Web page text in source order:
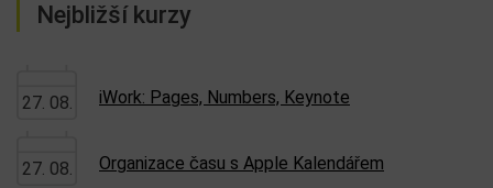
Nejbližší kurzy
27. 08. iWork: Pages, Numbers, Keynote
27. 08. Organizace času s Apple Kalendářem